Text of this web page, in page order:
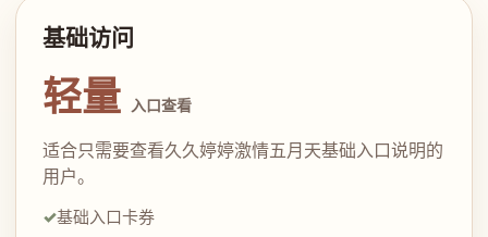
基础访问
轻量 入口查看
适合只需要查看久久婷婷激情五月天基础入口说明的
用户。
基础入口卡券